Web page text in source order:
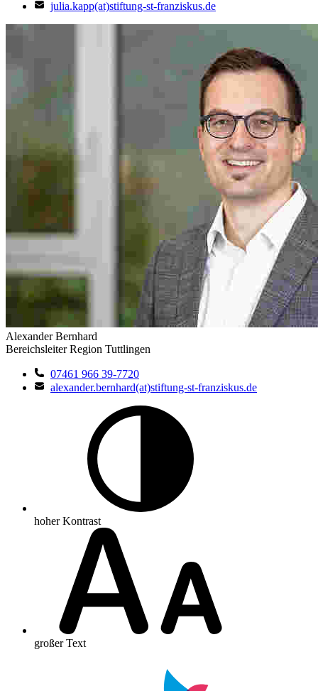
julia.kapp(at)stiftung-st-franziskus.de
Alexander Bernhard
Bereichsleiter Region Tuttlingen
07461 966 39-7720
alexander.bernhard(at)stiftung-st-franziskus.de
hoher Kontrast
großer Text